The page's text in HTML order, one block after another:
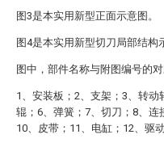
图3是本实用新型正面示意图。
图4是本实用新型切刀局部结构
图中，部件名称与附图编号的对
1、安装板；2、支架；3、转动
辊；6、弹簧；7、切刀；8、连
10、皮带；11、电缸；12、驱